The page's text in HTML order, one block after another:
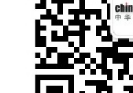
传祺GM8第一眼给人
昂的谦谦君子,成熟稳
志性的“凌云翼”前脸
大开口,并辅以宽大镀